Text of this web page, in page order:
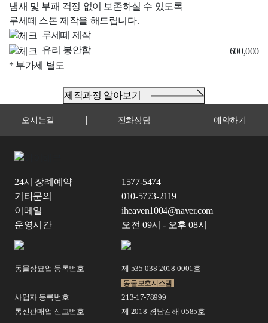
냄새 및 부패 걱정 없이 보존하실 수 있도록
루세떼 스톤 제작을 해드립니다.
루세떼 제작
유리 봉안함
600,000
* 부가세 별도
제작과정 알아보기
오시는길 | 전화상담 | 예약하기
24시 장례예약
1577-5474
기타문의
010-5773-2119
이메일
iheaven1004@naver.com
운영시간
오전 09시 - 오후 08시
동물장묘업 등록번호
제 535-038-2018-0001호
동물보호시스템
사업자 등록번호
213-17-78999
통신판매업 신고번호
제 2018-경남김해-0585호